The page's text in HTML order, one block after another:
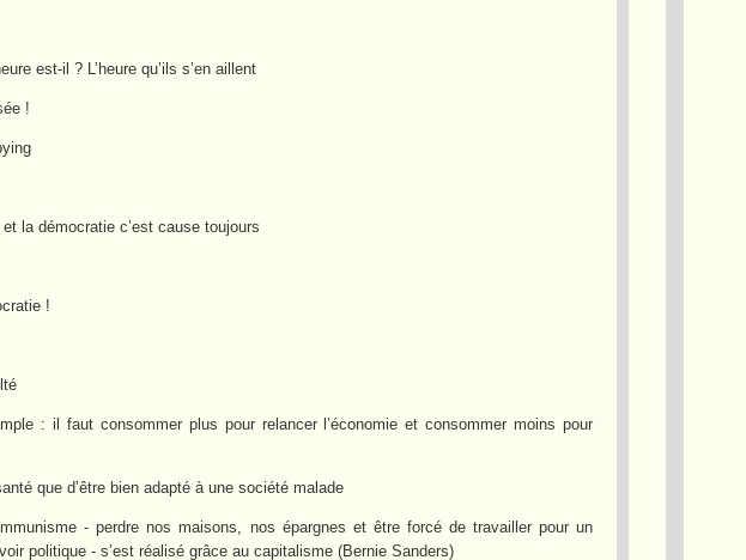
est-il ? L’heure qu’ils s’en aillent
!
la démocratie c’est cause toujours
!
: il faut consommer plus pour relancer l’économie et consommer moins pour
que d’être bien adapté à une société malade
- perdre nos maisons, nos épargnes et être forcé de travailler pour un
politique - s’est réalisé grâce au capitalisme (Bernie Sanders)